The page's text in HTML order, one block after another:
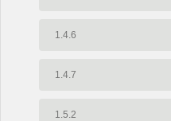
1.4.6
1.4.7
1.5.2